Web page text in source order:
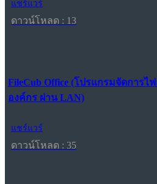
แชร์แวร์
ดาวน์โหลด : 13
FileCub Office (โปรแกรมจัดการไ
องค์กร ผ่าน LAN)
แชร์แวร์
ดาวน์โหลด : 35